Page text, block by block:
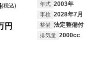
(税込)
円
年式 2003年
車検 2028年7月
整備 法定整備付
排気量 2000cc